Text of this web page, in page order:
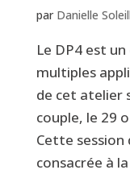
par Danielle
Le DP4 est
multiples
de cet atelier
couple, le 29
Cette session
consacrée à